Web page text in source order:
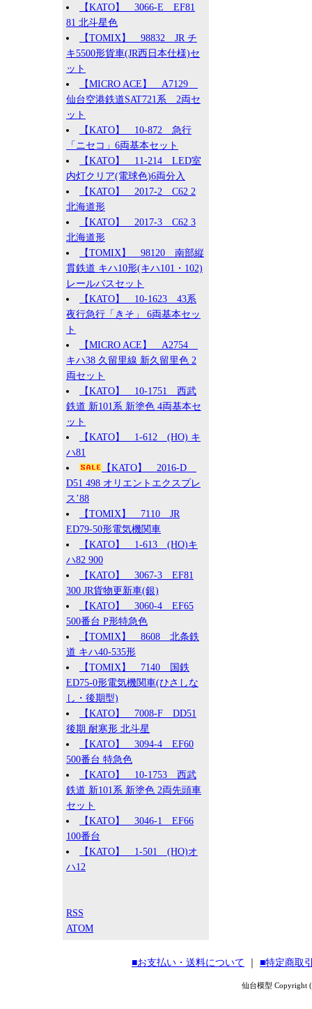
【KATO】 3066-E EF81
81 北斗星色
【TOMIX】 98832 JR チ
キ5500形貨車(JR西日本仕様)セ
ット
【MICRO ACE】 A7129
仙台空港鉄道SAT721系 2両セ
ット
【KATO】 10-872 急行
「ニセコ」6両基本セット
【KATO】 11-214 LED室
内灯クリア(電球色)6両分入
【KATO】 2017-2 C62 2
北海道形
【KATO】 2017-3 C62 3
北海道形
【TOMIX】 98120 南部縦
貫鉄道 キハ10形(キハ101・102)
レールバスセット
【KATO】 10-1623 43系
夜行急行「きそ」 6両基本セッ
ト
【MICRO ACE】 A2754
キハ38 久留里線 新久留里色 2
両セット
【KATO】 10-1751 西武
鉄道 新101系 新塗色 4両基本セ
ット
【KATO】 1-612 (HO) キ
ハ81
【KATO】 2016-D
D51 498 オリエントエクスプレ
ス’88
【TOMIX】 7110 JR
ED79-50形電気機関車
【KATO】 1-613 (HO)キ
ハ82 900
【KATO】 3067-3 EF81
300 JR貨物更新車(銀)
【KATO】 3060-4 EF65
500番台 P形特急色
【TOMIX】 8608 北条鉄
道 キハ40-535形
【TOMIX】 7140 国鉄
ED75-0形電気機関車(ひさしな
し・後期型)
【KATO】 7008-F DD51
後期 耐寒形 北斗星
【KATO】 3094-4 EF60
500番台 特急色
【KATO】 10-1753 西武
鉄道 新101系 新塗色 2両先頭車
セット
【KATO】 3046-1 EF66
100番台
【KATO】 1-501 (HO)オ
ハ12
RSS
ATOM
■お支払い・送料について ■特定商取
仙台模型 Copyright